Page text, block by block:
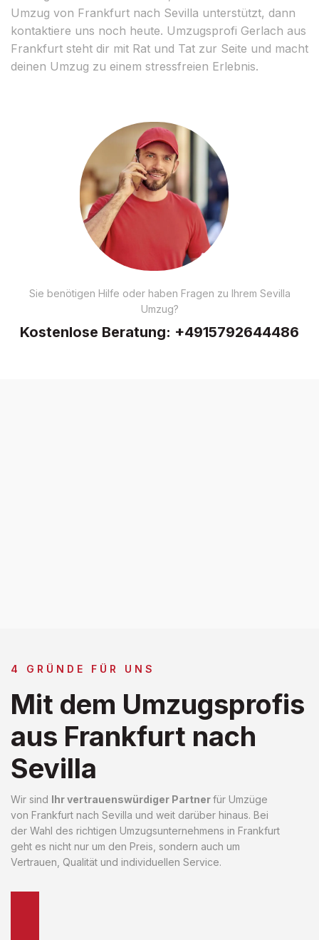
Umzug von Frankfurt nach Sevilla unterstützt, dann
kontaktiere uns noch heute. Umzugsprofi Gerlach aus
Frankfurt steht dir mit Rat und Tat zur Seite und macht
deinen Umzug zu einem stressfreien Erlebnis.
Sie benötigen Hilfe oder haben Fragen zu Ihrem Sevilla
Umzug?
Kostenlose Beratung: +4915792644486
4 GRÜNDE FÜR UNS
Mit dem Umzugsprofis
aus Frankfurt nach
Sevilla
Wir sind Ihr vertrauenswürdiger Partnerfür Umzüge
von Frankfurt nach Sevilla und weit darüber hinaus. Bei
der Wahl des richtigen Umzugsunternehmens in Frankfurt
geht es nicht nur um den Preis, sondern auch um
Vertrauen, Qualität und individuellen Service.